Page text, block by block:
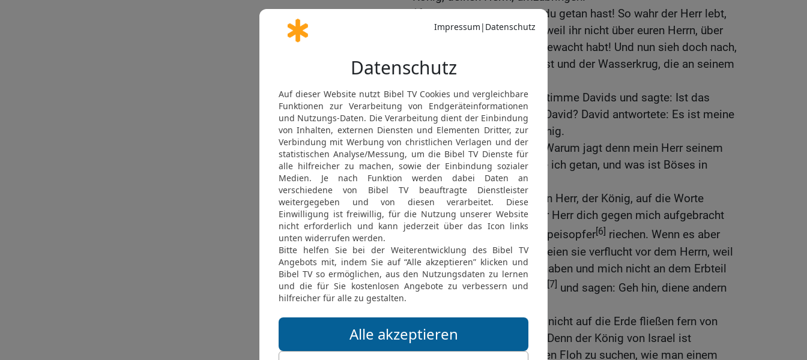
16 Das war nicht gut, was du getan hast! So wahr der Herr lebt,
ihr seid Söhne des Todes, weil ihr nicht über euren Herrn, über
den Gesalbten des Herrn gewacht habt! Und nun sieh doch nach,
wo der Speer des Königs ist und der Wasserkrug, die an seinem
17 Und Saul erkannte die Stimme Davids und sagte: Ist das
deine Stimme, mein Sohn David? David antwortete: Es ist meine
Stimme, mein Herr und König.
18 Und er sprach {weiter}: Warum jagt denn mein Herr seinem
Knecht nach? Ja, was habe ich getan, und was ist Böses in
meiner Hand?
19
Und nun, höre doch mein Herr, der König, auf die Worte
seines Knechtes: Wenn der Herr dich gegen mich aufgebracht
hat, so lasse man ihn ein Speisopfer[6] riechen. Wenn es aber
Menschensöhne sind, so seien sie verflucht vor dem Herrn, weil
sie mich heute vertrieben haben und mich nicht an dem Erbteil
des Herrn teilhaben lassen
[7] und sagen: Geh hin, diene andern
20 So möge nun mein Blut nicht auf die Erde fließen fern von
dem Angesicht des Herrn. Denn der König von Israel ist
ausgezogen, einen einzelnen Floh zu suchen, wie man einem